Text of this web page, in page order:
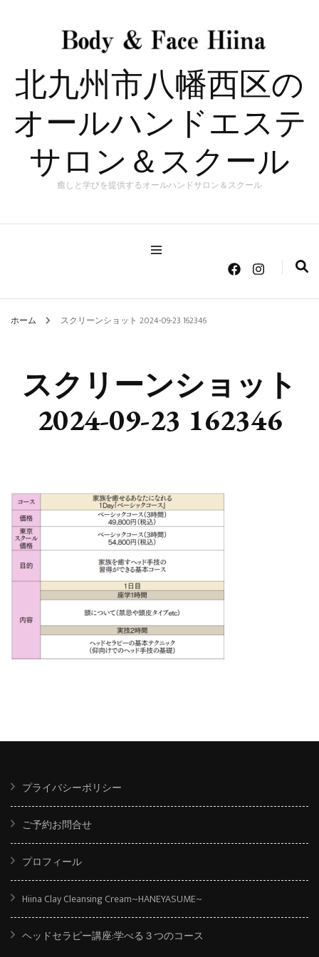
北九州市八幡西区の
オールハンドエステ
サロン＆スクール
癒しと学びを提供するオールハンドサロン＆スクール
ホーム スクリーンショット 2024-09-23 162346
スクリーンショット
2024-09-23 162346
プライバシーポリシー
ご予約お問合せ
プロフィール
Hiina Clay Cleansing Cream~HANEYASUME~
ヘッドセラピー講座:学べる３つのコース